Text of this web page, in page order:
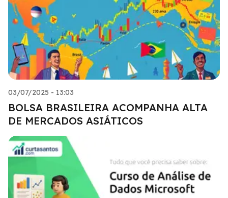
03/07/2025 - 13:03
BOLSA BRASILEIRA ACOMPANHA ALTA
DE MERCADOS ASIÁTICOS